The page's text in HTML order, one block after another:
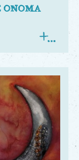
ΟΝΟΜΑ